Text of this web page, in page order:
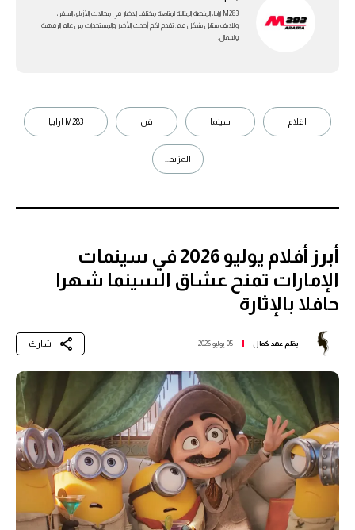
M283 ارابيا، المنصة المثالية لمتابعة مختلف الاخبار في مجالات الأزياء، السفر،
واللايف ستايل بشكل عام. تقدم لكم أحدث الأخبار والمستجدات من عالم الرفاهية
والجمال.
افلام سينما فن M283 ارابيا
المزيد...
أبرز أفلام يوليو 2026 في سينمات
الإمارات تمنح عشاق السينما شهرا
حافلا بالإثارة
بقلم عهد كمال 05 يوليو 2026 شارك